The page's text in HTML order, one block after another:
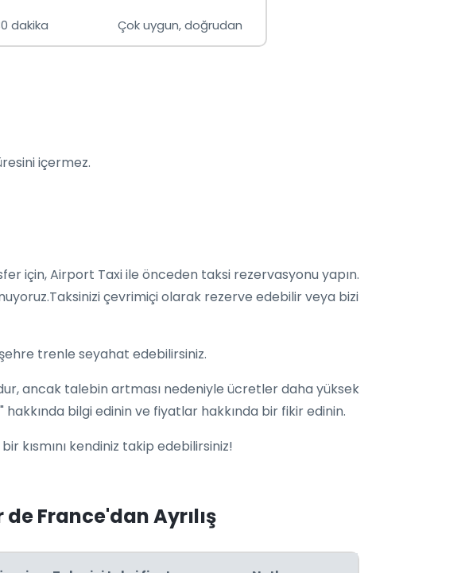
dakika Çok uygun, doğrudan
içermez.
için, Airport Taxi ile önceden taksi rezervasyonu yapın.
çevrimiçi olarak rezerve edebilir veya bizi
trenle seyahat edebilirsiniz.
ancak talebin artması nedeniyle ücretler daha yüksek
bilgi edinin ve fiyatlar hakkında bir fikir edinin.
kısmını kendiniz takip edebilirsiniz!
France'dan Ayrılış